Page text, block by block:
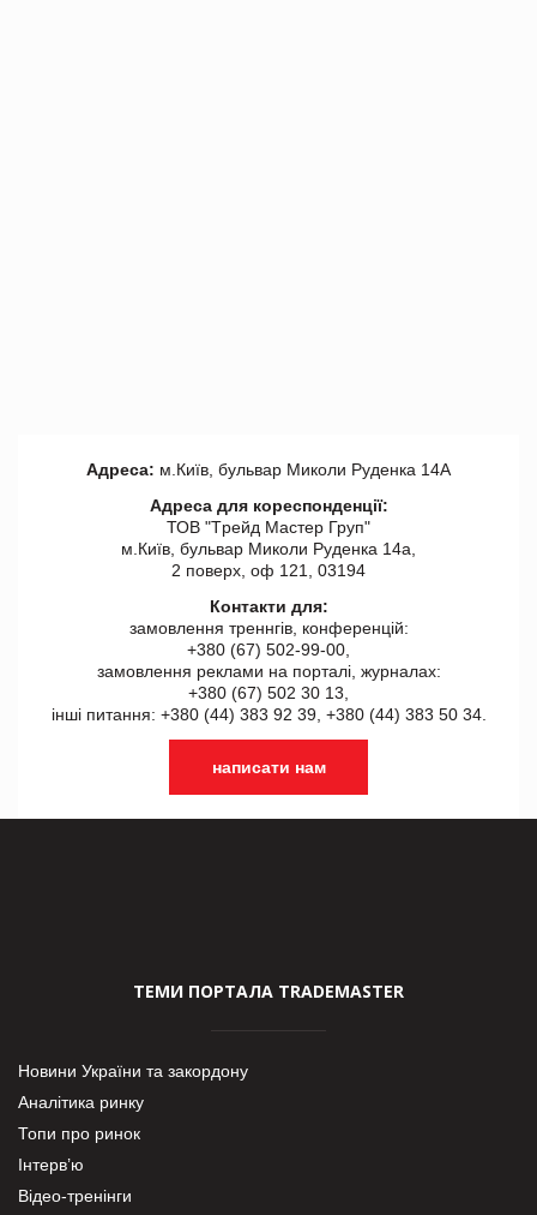
Адреса: м.Київ, бульвар Миколи Руденка 14А
Адреса для кореспонденції:
ТОВ "Tрейд Мастер Груп"
м.Київ, бульвар Миколи Руденка 14а,
2 поверх, оф 121, 03194
Контакти для:
замовлення треннгів, конференцій:
+380 (67) 502-99-00,
замовлення реклами на порталі, журналах:
+380 (67) 502 30 13,
інші питання: +380 (44) 383 92 39, +380 (44) 383 50 34.
написати нам
ТЕМИ ПОРТАЛА TRADEMASTER
Новини України та закордону
Аналітика ринку
Топи про ринок
Інтерв’ю
Відео-тренінги